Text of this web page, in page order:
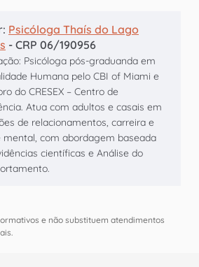
Psicóloga Thaís do Lago
- CRP 06/190956
Psicóloga pós-graduanda em
Humana pelo CBI of Miami e
do CRESEX – Centro de
Atua com adultos e casais em
de relacionamentos, carreira e
mental, com abordagem baseada
científicas e Análise do
e não substituem atendimentos